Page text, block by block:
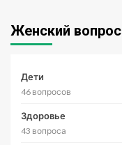
Женский вопрос
Дети
46 вопросов
Здоровье
43 вопроса